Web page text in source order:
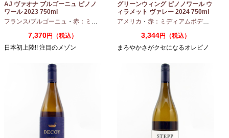
AJ ヴァオナ ブルゴーニュ ピノノ
ワール 2023 750ml
フランス/ブルゴーニュ ・ 赤：ミディアムボディ ・ ピノノワール
7,370円（税込）
日本初上陸!! 注目のメゾン
グリーンウィング ピノノワール ウ
ィラメット ヴァレー 2024 750ml
アメリカ ・ 赤：ミディアムボディ
3,344円（税込）
まろやかさがクセになるオレピノ